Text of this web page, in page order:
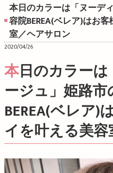
本日のカラーは「ヌーデ
容院BEREA(ベレア)はお
室／ヘアサロン
2020/04/26
本日のカラーは「ヌーディーベ
ージュ」姫路
BEREA(ベレア)
イを叶える美